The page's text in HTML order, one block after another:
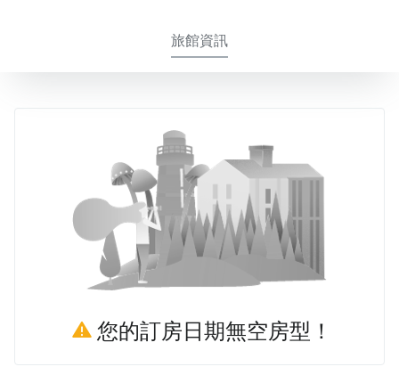
旅館資訊
您的訂房日期無空房型！